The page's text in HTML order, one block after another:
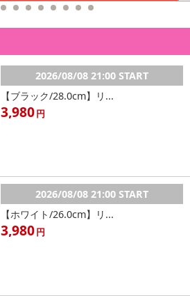
2026/08/08 21:00 START
【ブラック/28.0cm】リ...
3,980円
2026/08/08 21:00 START
【ホワイト/26.0cm】リ...
3,980円